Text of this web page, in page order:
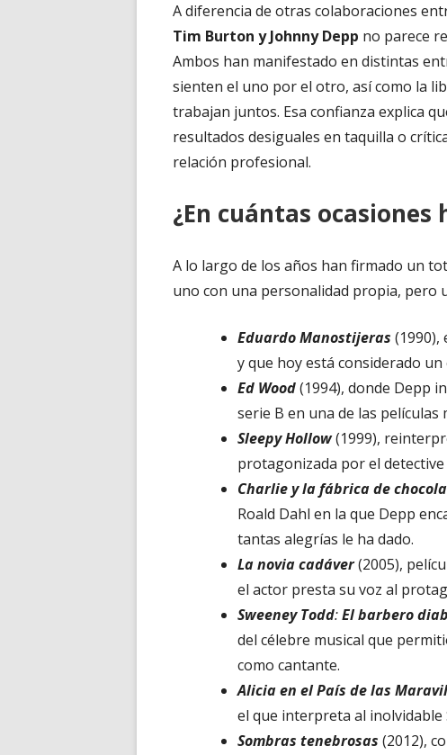
A diferencia de otras colaboraciones
Tim Burton y Johnny Depp no parece
Ambos han manifestado en distintas
sienten el uno por el otro, así como la
trabajan juntos. Esa confianza explica
resultados desiguales en taquilla o
relación profesional.
¿En cuántas
A lo largo de los años han firmado un
uno con una personalidad propia, pero
Eduardo Manostijeras (1990),
y que hoy está considerado
Ed Wood(1994), donde Depp
serie B en una de las películas
Sleepy Hollow(1999),
protagonizada por el detective
Charlie y la fábrica de
Roald Dahl en la que Depp
tantas alegrías le ha dado.
La novia cadáver(2005),
el actor presta su voz al
Sweeney Todd:El barbero
del célebre musical que
como cantante.
Alicia en el País de las
el que interpreta al inolvidable
Sombras tenebrosas (2012),